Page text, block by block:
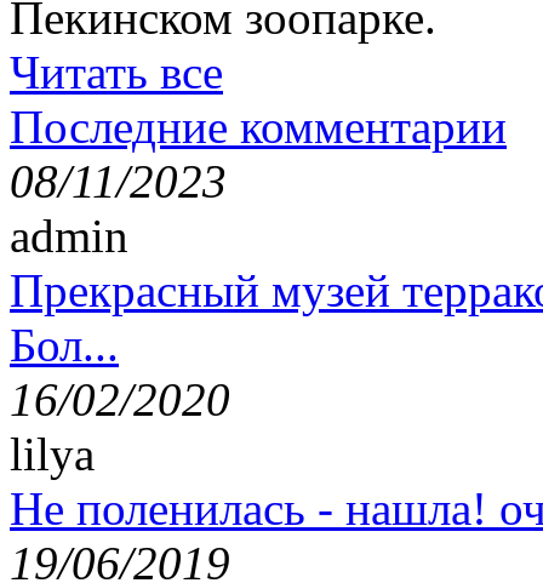
Пекинском зоопарке.
Читать все
Последние комментарии
08/11/2023
admin
Прекрасный музей
Бол...
16/02/2020
lilya
Не поленилась - нашла!
19/06/2019